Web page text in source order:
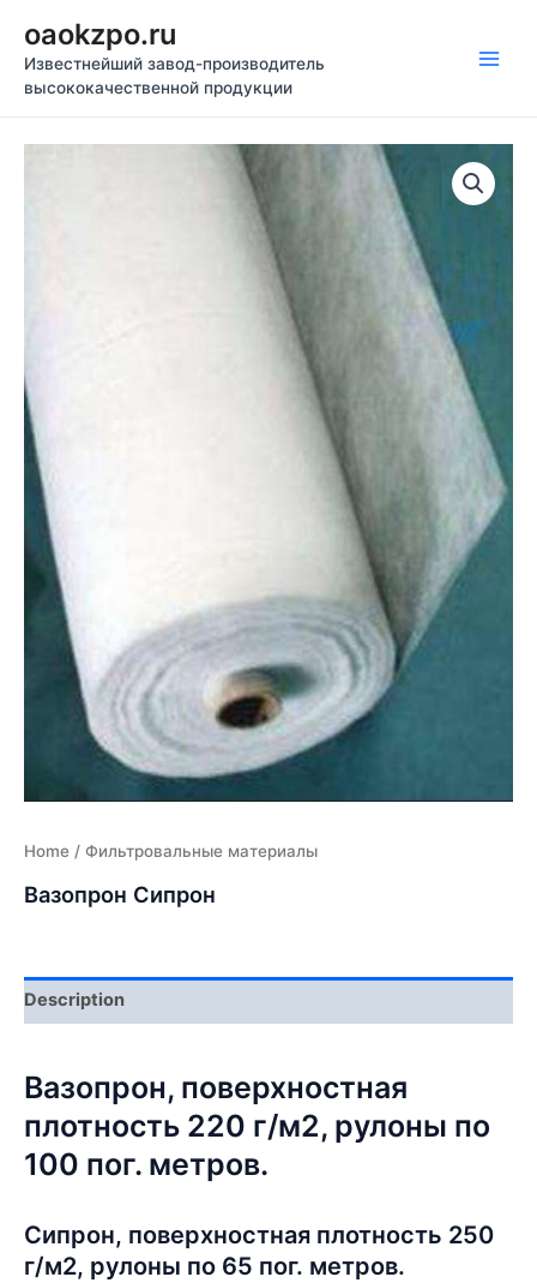
содержимому
oaokzpo.ru
Известнейший завод-производитель
высококачественной продукции
Home / Фильтровальные материалы
Вазопрон Сипрон
Description
Вазопрон, поверхностная
плотность 220 г/м2, рулоны по
100 пог. метров.
Сипрон, поверхностная плотность 250
г/м2, рулоны по 65 пог. метров.